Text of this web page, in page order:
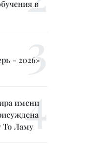
в
- 2026»
имени
То Ламу